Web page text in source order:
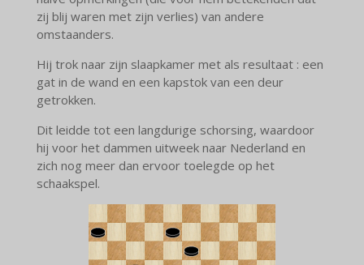
zij blij waren met zijn verlies) van andere
omstaanders.
Hij trok naar zijn slaapkamer met als resultaat : een
gat in de wand en een kapstok van een deur
getrokken.
Dit leidde tot een langdurige schorsing, waardoor
hij voor het dammen uitweek naar Nederland en
zich nog meer dan ervoor toelegde op het
schaakspel.